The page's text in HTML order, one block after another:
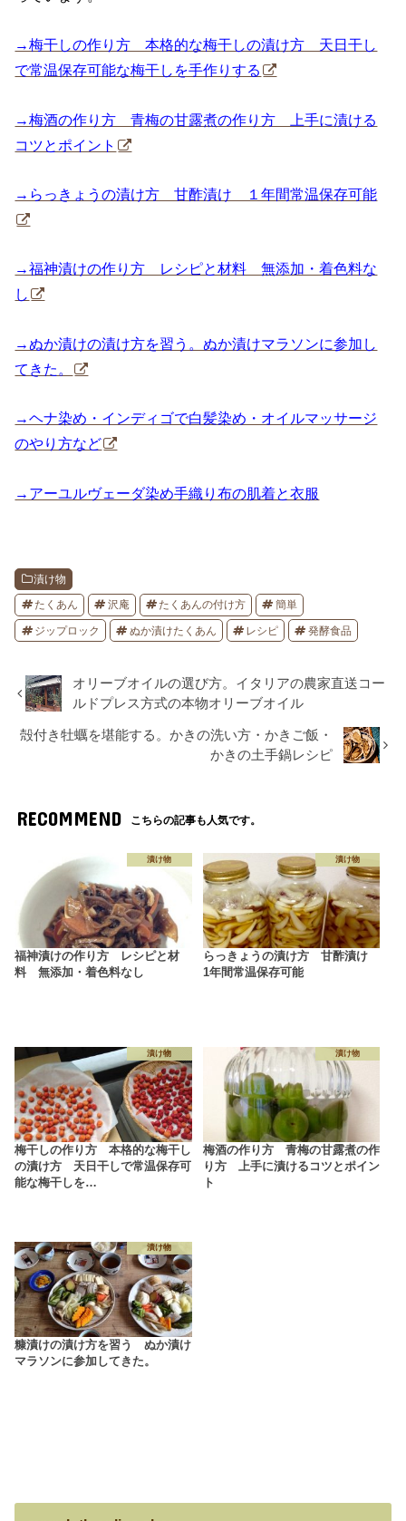
→梅干しの作り方 本格的な梅干しの漬け方 天日干し
で常温保存可能な梅干しを手作りする
→梅酒の作り方 青梅の甘露煮の作り方 上手に漬ける
コツとポイント
→らっきょうの漬け方 甘酢漬け １年間常温保存可能
→福神漬けの作り方 レシピと材料 無添加・着色料な
し
→ぬか漬けの漬け方を習う。ぬか漬けマラソンに参加し
てきた。
→ヘナ染め・インディゴで白髪染め・オイルマッサージ
のやり方など
→アーユルヴェーダ染め手織り布の肌着と衣服
漬け物
たくあん 沢庵 たくあんの付け方 簡単
ジップロック ぬか漬けたくあん レシピ 発酵食品
オリーブオイルの選び方。イタリアの農家直送コー
ルドプレス方式の本物オリーブオイル
殻付き牡蠣を堪能する。かきの洗い方・かきご飯・
かきの土手鍋レシピ
RECOMMEND こちらの記事も人気です。
漬け物
福神漬けの作り方 レシピと材
料 無添加・着色料なし
漬け物
らっきょうの漬け方 甘酢漬け
1年間常温保存可能
漬け物
梅干しの作り方 本格的な梅干し
の漬け方 天日干しで常温保存可
能な梅干しを…
漬け物
梅酒の作り方 青梅の甘露煮の作
り方 上手に漬けるコツとポイン
ト
漬け物
糠漬けの漬け方を習う ぬか漬け
マラソンに参加してきた。